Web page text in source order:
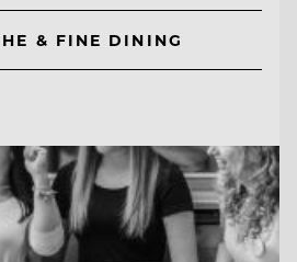
& FINE DINING